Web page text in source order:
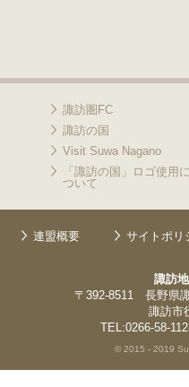
諏訪圏FC
諏訪の国
Visit Suwa Nagano
「諏訪の国」ロゴ使用に
ついて
連盟概要 サイトポリ
諏訪
〒392-8511 長野県
諏訪市
TEL:0266-58-
© 2015 - 2019